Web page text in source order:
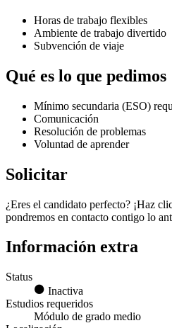
Horas de trabajo flexibles
Ambiente de trabajo divertido
Subvención de viaje
Qué es lo que pedimos
Mínimo secundaria (ESO)
Comunicación
Resolución de problemas
Voluntad de aprender
Solicitar
¿Eres el candidato perfecto? ¡Haz
pondremos en contacto contigo lo
Información extra
Status
Inactiva
Estudios requeridos
Módulo de grado medio